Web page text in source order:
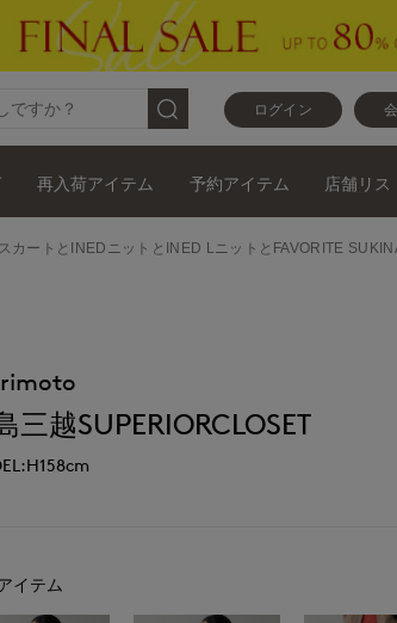
ログイン
再入荷アイテム 予約アイテム 店舗リス
ートとINEDニットとINED LニットとFAVORITE
三越SUPERIORCLOSET
イテム